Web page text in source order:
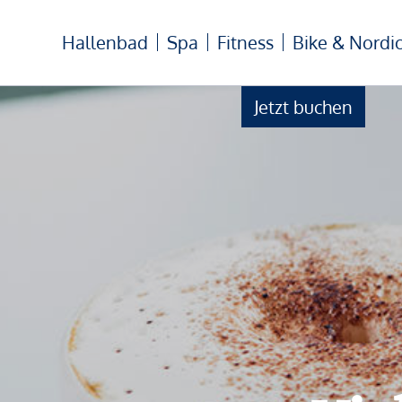
Jetzt buchen
Hallenbad Spa Fitness Bike &